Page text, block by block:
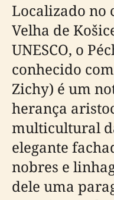
Localizado no
Velha de
UNESCO, o
conhecido
Zichy) é um
herança
multicultural
elegante
nobres e
dele uma